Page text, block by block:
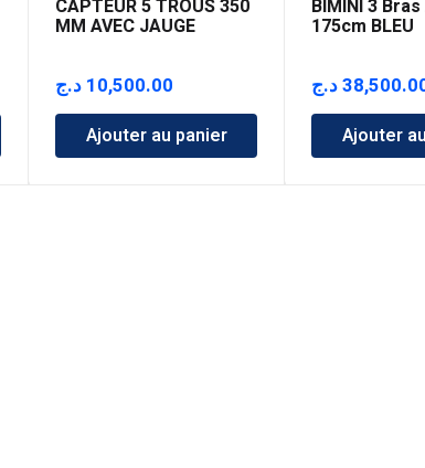
CAPTEUR 5 TROUS 350
MM AVEC JAUGE
10,500.00 د.ج
Ajouter au panier
BIMINI 3
175cm BLEU
د.ج
Ajouter